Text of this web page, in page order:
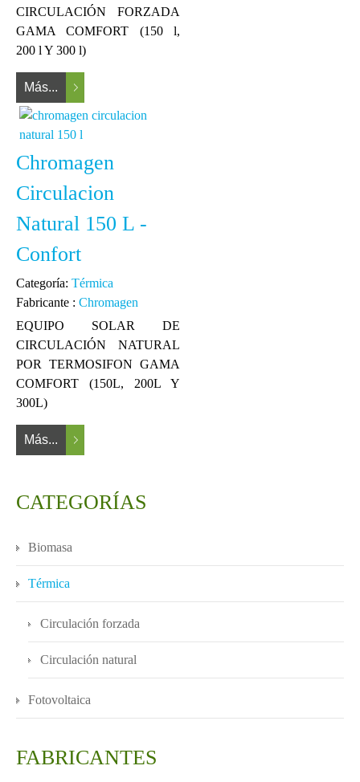
CIRCULACIÓN FORZADA
GAMA COMFORT (150 l,
200 l Y 300 l)
Más...
Chromagen
Circulacion
Natural 150 L -
Confort
Categoría: Térmica
Fabricante : Chromagen
EQUIPO SOLAR DE
CIRCULACIÓN NATURAL
POR TERMOSIFON GAMA
COMFORT (150L, 200L Y
300L)
Más...
CATEGORÍAS
Biomasa
Térmica
Circulación forzada
Circulación natural
Fotovoltaica
FABRICANTES